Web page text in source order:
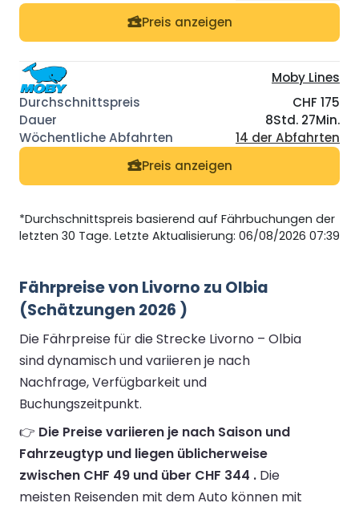
Preis anzeigen
Moby Lines
CHF 175
8Std. 27Min.
14 der Abfahrten
Preis anzeigen
*Durchschnittspreis basierend auf Fährbuchungen der
letzten 30 Tage. Letzte Aktualisierung: 06/08/2026 07:39
Fährpreise von Livorno zu Olbia
(Schätzungen 2026 )
Die Fährpreise für die Strecke Livorno – Olbia
sind dynamisch und variieren je nach
Nachfrage, Verfügbarkeit und
Buchungszeitpunkt.
👉 Die Preise variieren je nach Saison und
Fahrzeugtyp und liegen üblicherweise
zwischen CHF 49 und über CHF 344 . Die
meisten Reisenden mit dem Auto können mit